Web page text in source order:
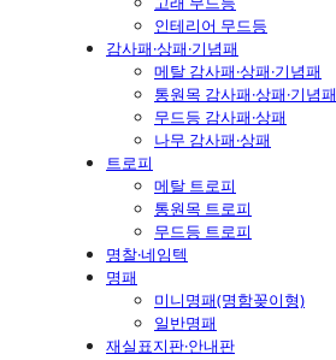
인테리어 무드등
감사패·상패·기념패
메탈 감사패·상패·기념패
통원목 감사패·상패·기념패
무드등 감사패·상패
나무 감사패·상패
트로피
메탈 트로피
통원목 트로피
무드등 트로피
명찰·네임텍
명패
미니명패(명함꽂이형)
일반명패
재실표지판·안내판